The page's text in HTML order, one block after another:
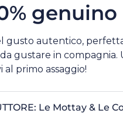
genuino
gusto autentico,
gustare in compagnia.
primo assaggio!
Le Mottay & Le